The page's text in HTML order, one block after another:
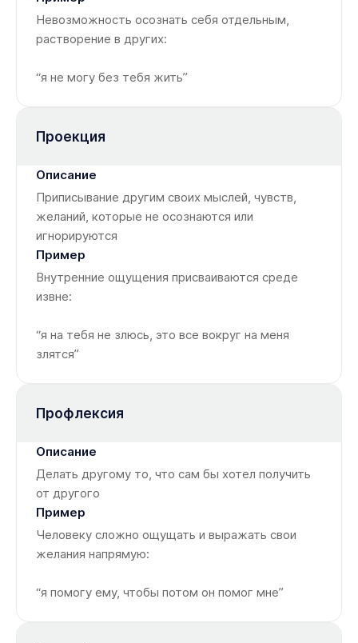
Невозможность осознать себя отдельным,
растворение в других:
“я не могу без тебя жить”
Проекция
Приписывание другим своих мыслей, чувств,
желаний, которые не осознаются или
игнорируются
Внутренние ощущения присваиваются среде
извне:
“я на тебя не злюсь, это все вокруг на меня
злятся”
Профлексия
Делать другому то, что сам бы хотел получить
от другого
Человеку сложно ощущать и выражать свои
желания напрямую:
“я помогу ему, чтобы потом он помог мне”